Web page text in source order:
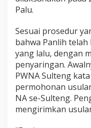
t
e
n
g
Palu.
Sesuai prosedur
bahwa Panlih
yang lalu, dengan
penyaringan.
PWNA Sulteng
permohonan
NA se-Sulteng.
mengirimkan